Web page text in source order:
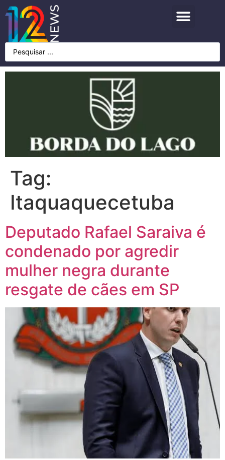
Tag:
Itaquaquecetuba
Deputado Rafael Saraiva é
condenado por agredir
mulher negra durante
resgate de cães em SP